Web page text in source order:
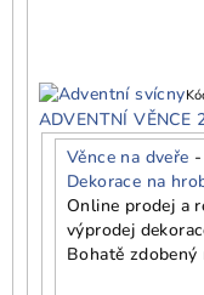
ADVENTNÍ VĚNCE
Věnce na dveře -
Dekorace na
Online prodej a
výprodej
Bohatě